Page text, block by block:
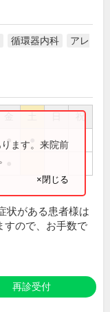
循環器内科
アレ
祝
●ます。来院前
×閉じる
状がある患者様は
すので、お手数で
再診受付